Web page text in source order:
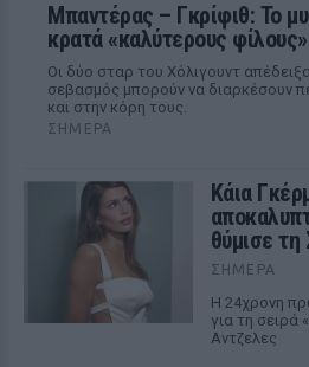
Μπαντέρας – Γκρίφιθ: Το
κρατά «καλύτερους
Οι δύο σταρ του Χόλιγουντ
σεβασμός μπορούν να διαρκέσουν
και στην κόρη τους.
ΣΉΜΕΡΑ
Κάια
θύμισε τη
ΣΉΜΕΡΑ
Η 24χρονη
για τη σειρά
Αντζελες